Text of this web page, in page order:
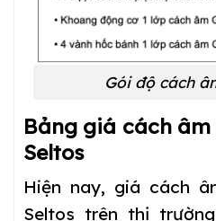
Gói độ cách
Bảng giá cách
Seltos
Hiện nay, giá cách
Seltos trên thị